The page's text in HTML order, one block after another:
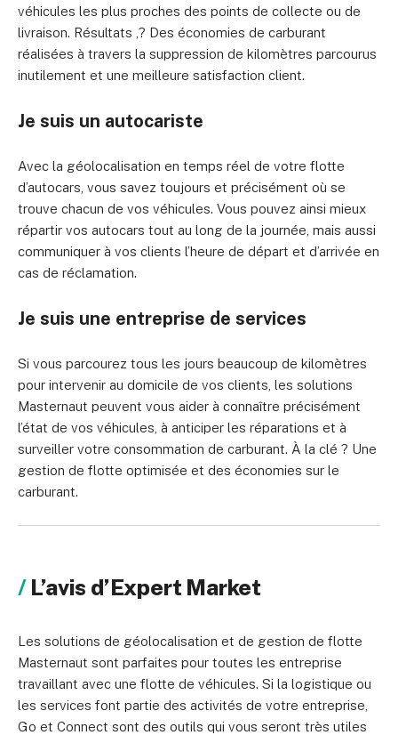
véhicules les plus proches des points de collecte ou de
livraison. Résultats ,? Des économies de carburant
réalisées à travers la suppression de kilomètres parcourus
inutilement et une meilleure satisfaction client.
Je suis un autocariste
Avec la géolocalisation en temps réel de votre flotte
d’autocars, vous savez toujours et précisément où se
trouve chacun de vos véhicules. Vous pouvez ainsi mieux
répartir vos autocars tout au long de la journée, mais aussi
communiquer à vos clients l’heure de départ et d’arrivée en
cas de réclamation.
Je suis une entreprise de services
Si vous parcourez tous les jours beaucoup de kilomètres
pour intervenir au domicile de vos clients, les solutions
Masternaut peuvent vous aider à connaître précisément
l’état de vos véhicules, à anticiper les réparations et à
surveiller votre consommation de carburant. À la clé ? Une
gestion de flotte optimisée et des économies sur le
carburant.
L’avis d’Expert Market
Les solutions de géolocalisation et de gestion de flotte
Masternaut sont parfaites pour toutes les entreprise
travaillant avec une flotte de véhicules. Si la logistique ou
les services font partie des activités de votre entreprise,
Go et Connect sont des outils qui vous seront très utiles